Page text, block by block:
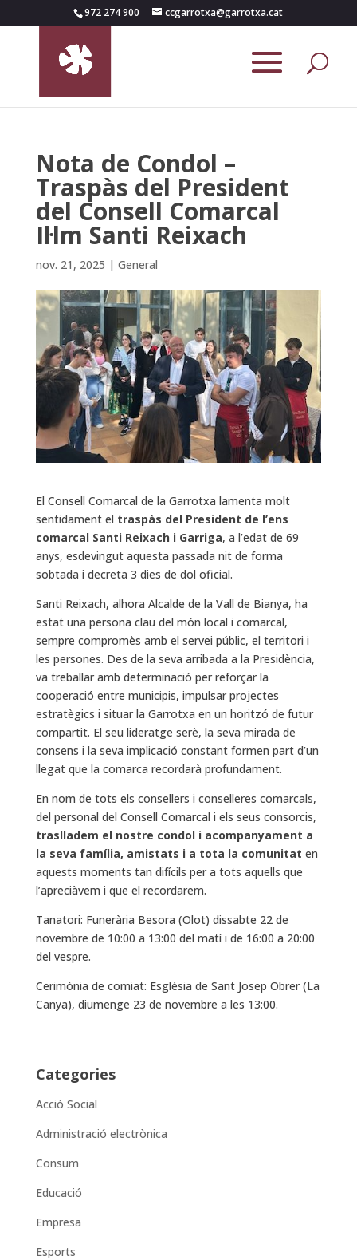
972 274 900 ccgarrotxa@garrotxa.cat
Nota de Condol –
Traspàs del President
del Consell Comarcal
Il·lm Santi Reixach
nov. 21, 2025 | General
El Consell Comarcal de la Garrotxa lamenta molt
sentidament el traspàs del President de l’ens
comarcal Santi Reixach i Garriga, a l’edat de 69
anys, esdevingut aquesta passada nit de forma
sobtada i decreta 3 dies de dol oficial.
Santi Reixach, alhora Alcalde de la Vall de Bianya, ha
estat una persona clau del món local i comarcal,
sempre compromès amb el servei públic, el territori i
les persones. Des de la seva arribada a la Presidència,
va treballar amb determinació per reforçar la
cooperació entre municipis, impulsar projectes
estratègics i situar la Garrotxa en un horitzó de futur
compartit. El seu lideratge serè, la seva mirada de
consens i la seva implicació constant formen part d’un
llegat que la comarca recordarà profundament.
En nom de tots els consellers i conselleres comarcals,
del personal del Consell Comarcal i els seus consorcis,
traslladem el nostre condol i acompanyament a
la seva família, amistats i a tota la comunitat en
aquests moments tan difícils per a tots aquells que
l’apreciàvem i que el recordarem.
Tanatori: Funerària Besora (Olot) dissabte 22 de
novembre de 10:00 a 13:00 del matí i de 16:00 a 20:00
del vespre.
Cerimònia de comiat: Església de Sant Josep Obrer (La
Canya), diumenge 23 de novembre a les 13:00.
Categories
Acció Social
Administració electrònica
Consum
Educació
Empresa
Esports